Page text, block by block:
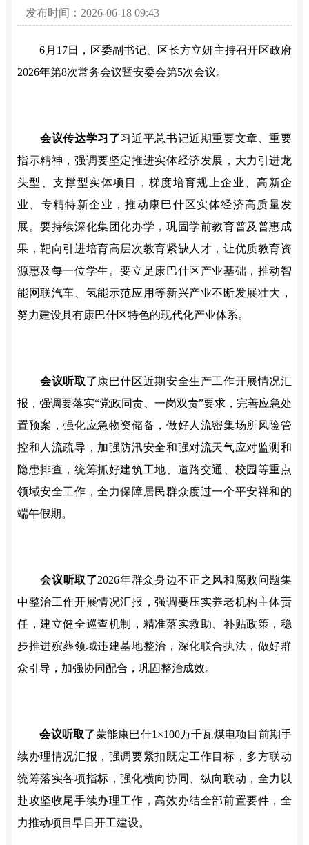
发布时间：2026-06-18 09:43
6月 17日，区委副书记、区长方立妍主持召开区政府
2026年第8次常务会议暨安委会第5次会议。
会议传达学习了习近平总书记近期重要文章、重要
指示精神，强调要坚定推进实体经济发展，大力引进龙
头型、支撑型实体项目，梯度培育规上企业、高新企
业、专精特新企业，推动康巴什区实体经济高质量发
展。要持续深化集团化办学，巩固学前教育普及普惠成
果，靶向引进培育高层次教育紧缺人才，让优质教育资
源惠及每一位学生。要立足康巴什区产业基础，推动智
能网联汽车、氢能示范应用等新兴产业不断发展壮大，
努力建设具有康巴什区特色的现代化产业体系。
会议听取了康巴什区近期安全生产工作开展情况汇
报，强调要落实“党政同责、一岗双责”要求，完善应急处
置预案，强化应急物资储备，做好人流密集场所风险管
控和人流疏导，加强防汛安全和强对流天气应对监测和
隐患排查，统筹抓好建筑工地、道路交通、校园等重点
领域安全工作，全力保障居民群众度过一个平安祥和的
端午假期。
会议听取了2026年群众身边不正之风和腐败问题集
中整治工作开展情况汇报，强调要压实养老机构主体责
任，建立健全巡查机制，精准落实救助、补贴政策，稳
步推进殡葬领域违建墓地整治，深化联合执法，做好群
众引导，加强协同配合，巩固整治成效。
会议听取了蒙能康巴什1×100万千瓦煤电项目前期手
续办理情况汇报，强调要紧扣既定工作目标，多方联动
统筹落实各项指标，强化横向协同、纵向联动，全力以
赴攻坚收尾手续办理工作，高效办结全部前置要件，全
力推动项目早日开工建设。